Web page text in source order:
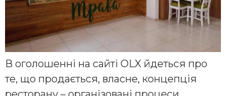
В оголошенні на сайті OLX йдеться про
те, що продається, власне, концепція